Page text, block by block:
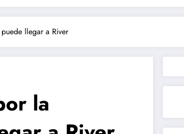
llegar a River
la